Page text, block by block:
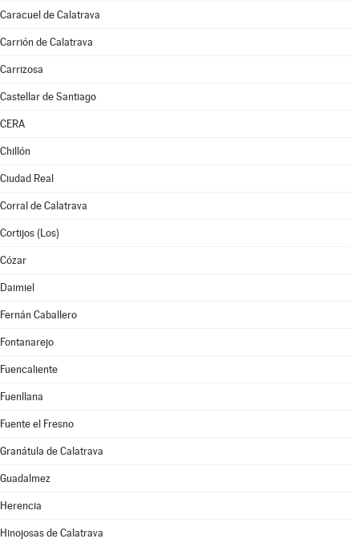
Caracuel de Calatrava
Carrión de Calatrava
Carrizosa
Castellar de Santiago
CERA
Chillón
Ciudad Real
Corral de Calatrava
Cortijos (Los)
Cózar
Daimiel
Fernán Caballero
Fontanarejo
Fuencaliente
Fuenllana
Fuente el Fresno
Granátula de Calatrava
Guadalmez
Herencia
Hinojosas de Calatrava